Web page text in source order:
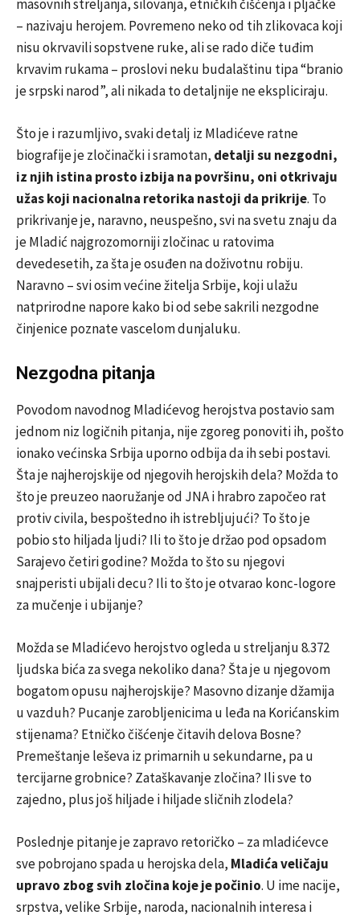
masovnih streljanja, silovanja, etničkih čišćenja i pljačke
– nazivaju herojem. Povremeno neko od tih zlikovaca koji
nisu okrvavili sopstvene ruke, ali se rado diče tuđim
krvavim rukama – proslovi neku budalaštinu tipa “branio
je srpski narod”, ali nikada to detaljnije ne ekspliciraju.
Što je i razumljivo, svaki detalj iz Mladićeve ratne
biografije je zločinački i sramotan, detalji su nezgodni,
iz njih istina prosto izbija na površinu, oni otkrivaju
užas koji nacionalna retorika nastoji da prikrije. To
prikrivanje je, naravno, neuspešno, svi na svetu znaju da
je Mladić najgrozomorniji zločinac u ratovima
devedesetih, za šta je osuđen na doživotnu robiju.
Naravno – svi osim većine žitelja Srbije, koji ulažu
natprirodne napore kako bi od sebe sakrili nezgodne
činjenice poznate vascelom dunjaluku.
Nezgodna pitanja
Povodom navodnog Mladićevog herojstva postavio sam
jednom niz logičnih pitanja, nije zgoreg ponoviti ih, pošto
ionako većinska Srbija uporno odbija da ih sebi postavi.
Šta je najherojskije od njegovih herojskih dela? Možda to
što je preuzeo naoružanje od JNA i hrabro započeo rat
protiv civila, bespoštedno ih istrebljujući? To što je
pobio sto hiljada ljudi? Ili to što je držao pod opsadom
Sarajevo četiri godine? Možda to što su njegovi
snajperisti ubijali decu? Ili to što je otvarao konc-logore
za mučenje i ubijanje?
Možda se Mladićevo herojstvo ogleda u streljanju 8.372
ljudska bića za svega nekoliko dana? Šta je u njegovom
bogatom opusu najherojskije? Masovno dizanje džamija
u vazduh? Pucanje zarobljenicima u leđa na Korićanskim
stijenama? Etničko čišćenje čitavih delova Bosne?
Premeštanje leševa iz primarnih u sekundarne, pa u
tercijarne grobnice? Zataškavanje zločina? Ili sve to
zajedno, plus još hiljade i hiljade sličnih zlodela?
Poslednje pitanje je zapravo retoričko – za mladićevce
sve pobrojano spada u herojska dela, Mladića veličaju
upravo zbog svih zločina koje je počinio. U ime nacije,
srpstva, velike Srbije, naroda, nacionalnih interesa i